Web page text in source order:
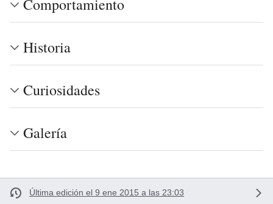
Comportamiento
Historia
Curiosidades
Galería
Última edición el 9 ene 2015 a las 23:03